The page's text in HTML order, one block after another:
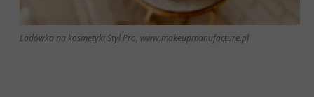
Lodówka na kosmetyki Styl Pro, www.makeupmanufacture.pl